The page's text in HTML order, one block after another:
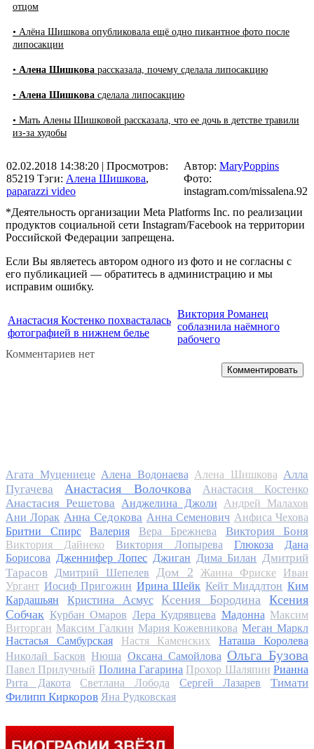
отцом
• Алёна Шишкова опубликовала ещё одно пикантное фото после
липосакции
• Алена Шишкова рассказала, почему сделала липосакцию
• Алена Шишкова сделала липосакцию
• Мать Алены Шишковой рассказала, что ее дочь в детстве травили
из-за худобы
02.02.2018 14:38:20 | Просмотров:
85219 Тэги: Алена Шишкова,
paparazzi video
Автор: MaryPoppins
Фото:
instagram.com/missalena.92
*Деятельность организации Meta Platforms Inc. по реализации
продуктов социальной сети Instagram/Facebook на территории
Российской Федерации запрещена.
Если Вы являетесь автором одного из фото и не согласны с
его публикацией — обратитесь в администрацию и мы
исправим ошибку.
Анастасия Костенко похвасталась
фотографией в нижнем белье
Виктория Романец
соблазнила наёмного
рабочего
Комментариев нет
Комментировать
Агата Муцениеце Алена Водонаева Алена Шишкова Алла
Пугачева
Анастасия Волочкова Анастасия Костенко
Анастасия Решетова Анджелина Джоли
Андрей Малахов
Ани Лорак Анна Седокова Анна Семенович Анфиса Чехова
Бритни Спирс
Валерия Вера Брежнева Виктория Боня
Виктория Дайнеко Виктория Лопырева Глюкоза
Дана
Борисова Дженнифер Лопес Джиган Дима Билан Дмитрий
Тарасов
Дмитрий Шепелев Дом 2 Жанна Фриске
Иван
Ургант Иосиф Пригожин Ирина Шейк Кейт Миддлтон Ким
Кардашьян
Кристина Асмус Ксения Бородина
Ксения
Собчак Курбан Омаров Лера Кудрявцева Мадонна Максим
Виторган Максим Галкин Мария Кожевникова Меган Маркл
Настасья Самбурская
Настя Каменских
Наташа Королева
Николай Басков Нюша Оксана Самойлова Ольга Бузова
Павел Прилучный Полина Гагарина Прохор Шаляпин Рианна
Рита Дакота
Светлана Лобода Сергей Лазарев
Тимати
Филипп Киркоров Яна Рудковская